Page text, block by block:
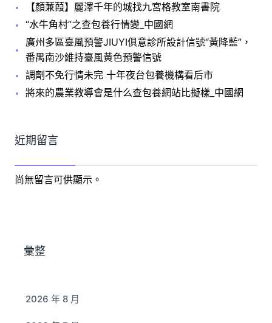
【顏蒹葭】麗澤千年的城找九宮格教室南書院
“水牛角村”之查包養行情變_中國網
廣州多區臺風預警JIUYI俱意診所設計信號“黃降藍”，
番禺南沙維持臺風黃色預警信號
調劑不免行情未完 十年夜台包養機構看后市
將來的農業教導會是什么查包養網站比擬樣_中國網
近期留言
尚無留言可供顯示。
彙整
2026 年 8 月